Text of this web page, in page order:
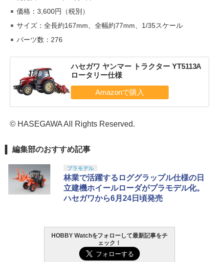
価格：3,600円（税別）
サイズ：全長約167mm、全幅約77mm、1/35スケール
パーツ数：276
ハセガワ ヤンマー トラクター YT5113A
ロータリー仕様
© HASEGAWA All Rights Reserved.
編集部のおすすめ記事
プラモデル
林業で活躍するロググラップル仕様の日
立建機ホイールローダがプラモデル化。
ハセガワから6月24日頃発売
HOBBY Watchをフォローして最新記事をチ
ェック！